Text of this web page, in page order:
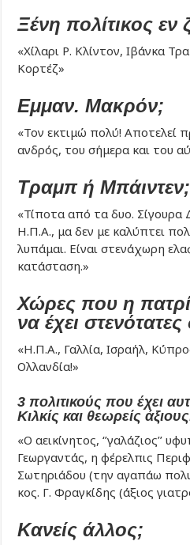
Ξένη πολίτικος εν
«Χίλαρι Ρ. Κλίντον, Ιβάνκα
Κορτέζ»
Εμμαν. Μακρόν;
«Τον εκτιμώ πολύ! Αποτελεί
ανδρός, του σήμερα και του
Τραμπ ή Μπάιντεν;
«Τίποτα από τα δυο. Σίγουρα
Η.Π.Α., μα δεν με καλύπτει
λυπάμαι. Είναι στενάχωρη
κατάσταση.»
Χώρες που η
να έχει στενότατες
«Η.Π.Α., Γαλλία, Ισραήλ,
Ολλανδία!»
3 πολιτικούς που έχει
Κιλκίς και θεωρείς
«Ο αεικίνητος, ‘’γαλάζιος’’
Γεωργαντάς, η φέρελπις
Σωτηριάδου (την αγαπάω
κος. Γ. Φραγκίδης (άξιος
Κανείς άλλος;